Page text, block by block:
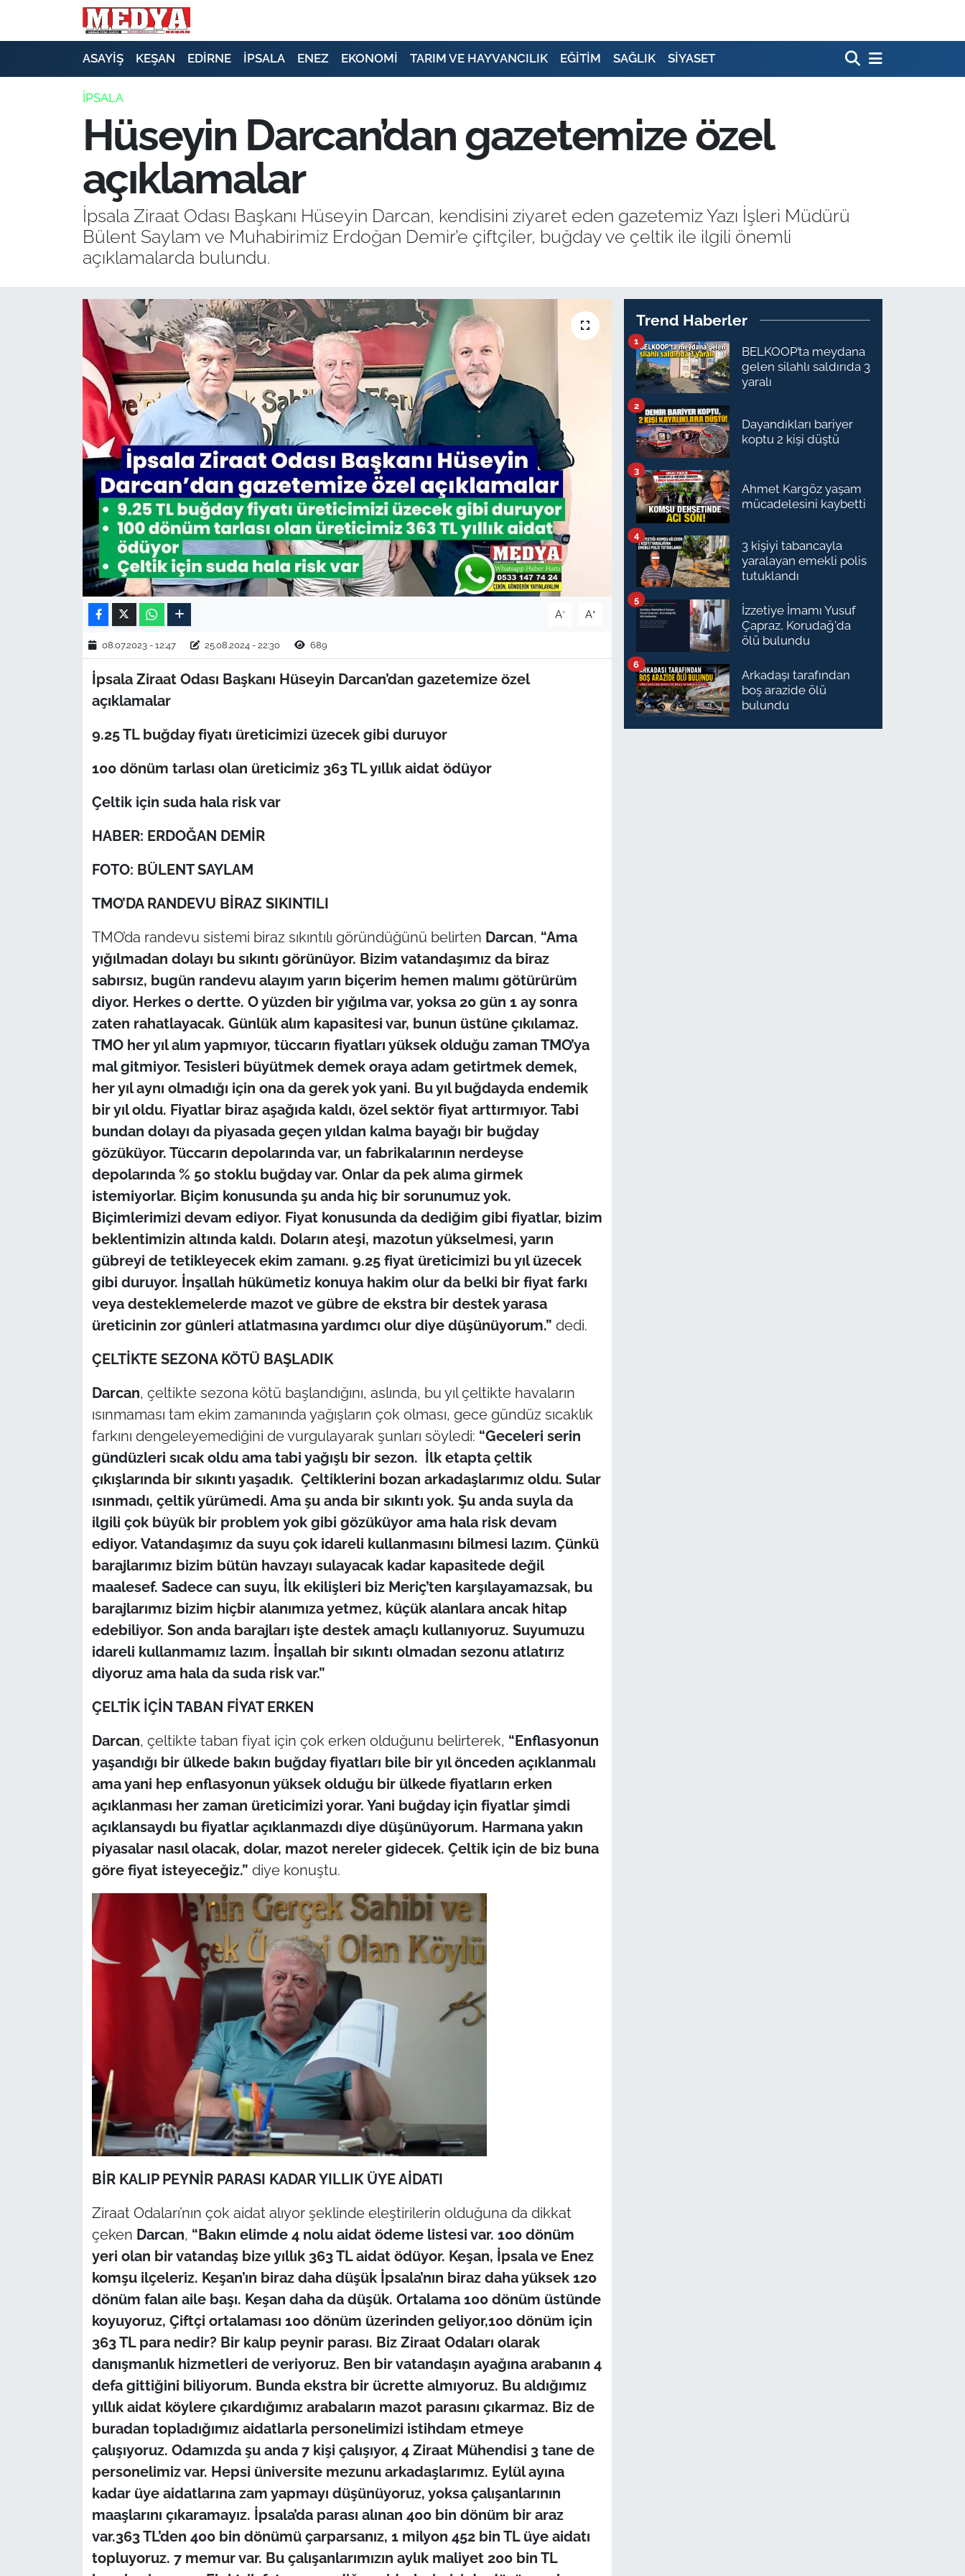
ASAYİŞ KEŞAN EDİRNE İPSALA ENEZ EKONOMİ TARIM VE HAYVANCILIK EĞİTİM SAĞLIK SİYASET
İPSALA
Hüseyin Darcan’dan gazetemize özel
açıklamalar
İpsala Ziraat Odası Başkanı Hüseyin Darcan, kendisini ziyaret eden gazetemiz Yazı İşleri Müdürü
Bülent Saylam ve Muhabirimiz Erdoğan Demir’e çiftçiler, buğday ve çeltik ile ilgili önemli
açıklamalarda bulundu.
A- A+
08.07.2023 - 12:47 25.08.2024 - 22:30 689
İpsala Ziraat Odası Başkanı Hüseyin Darcan’dan gazetemize özel
açıklamalar
9.25 TL buğday fiyatı üreticimizi üzecek gibi duruyor
100 dönüm tarlası olan üreticimiz 363 TL yıllık aidat ödüyor
Çeltik için suda hala risk var
HABER: ERDOĞAN DEMİR
FOTO: BÜLENT SAYLAM
TMO’DA RANDEVU BİRAZ SIKINTILI
TMO’da randevu sistemi biraz sıkıntılı göründüğünü belirten Darcan, “Ama
yığılmadan dolayı bu sıkıntı görünüyor. Bizim vatandaşımız da biraz
sabırsız, bugün randevu alayım yarın biçerim hemen malımı götürürüm
diyor. Herkes o dertte. O yüzden bir yığılma var, yoksa 20 gün 1 ay sonra
zaten rahatlayacak. Günlük alım kapasitesi var, bunun üstüne çıkılamaz.
TMO her yıl alım yapmıyor, tüccarın fiyatları yüksek olduğu zaman TMO’ya
mal gitmiyor. Tesisleri büyütmek demek oraya adam getirtmek demek,
her yıl aynı olmadığı için ona da gerek yok yani. Bu yıl buğdayda endemik
bir yıl oldu. Fiyatlar biraz aşağıda kaldı, özel sektör fiyat arttırmıyor. Tabi
bundan dolayı da piyasada geçen yıldan kalma bayağı bir buğday
gözüküyor. Tüccarın depolarında var, un fabrikalarının nerdeyse
depolarında % 50 stoklu buğday var. Onlar da pek alıma girmek
istemiyorlar. Biçim konusunda şu anda hiç bir sorunumuz yok.
Biçimlerimizi devam ediyor. Fiyat konusunda da dediğim gibi fiyatlar, bizim
beklentimizin altında kaldı. Doların ateşi, mazotun yükselmesi, yarın
gübreyi de tetikleyecek ekim zamanı. 9.25 fiyat üreticimizi bu yıl üzecek
gibi duruyor. İnşallah hükümetiz konuya hakim olur da belki bir fiyat farkı
veya desteklemelerde mazot ve gübre de ekstra bir destek yarasa
üreticinin zor günleri atlatmasına yardımcı olur diye düşünüyorum.” dedi.
ÇELTİKTE SEZONA KÖTÜ BAŞLADIK
Darcan, çeltikte sezona kötü başlandığını, aslında, bu yıl çeltikte havaların
ısınmaması tam ekim zamanında yağışların çok olması, gece gündüz sıcaklık
farkını dengeleyemediğini de vurgulayarak şunları söyledi: “Geceleri serin
gündüzleri sıcak oldu ama tabi yağışlı bir sezon. İlk etapta çeltik
çıkışlarında bir sıkıntı yaşadık. Çeltiklerini bozan arkadaşlarımız oldu. Sular
ısınmadı, çeltik yürümedi. Ama şu anda bir sıkıntı yok. Şu anda suyla da
ilgili çok büyük bir problem yok gibi gözüküyor ama hala risk devam
ediyor. Vatandaşımız da suyu çok idareli kullanmasını bilmesi lazım. Çünkü
barajlarımız bizim bütün havzayı sulayacak kadar kapasitede değil
maalesef. Sadece can suyu, İlk ekilişleri biz Meriç’ten karşılayamazsak, bu
barajlarımız bizim hiçbir alanımıza yetmez, küçük alanlara ancak hitap
edebiliyor. Son anda barajları işte destek amaçlı kullanıyoruz. Suyumuzu
idareli kullanmamız lazım. İnşallah bir sıkıntı olmadan sezonu atlatırız
diyoruz ama hala da suda risk var.”
ÇELTİK İÇİN TABAN FİYAT ERKEN
Darcan, çeltikte taban fiyat için çok erken olduğunu belirterek, “Enflasyonun
yaşandığı bir ülkede bakın buğday fiyatları bile bir yıl önceden açıklanmalı
ama yani hep enflasyonun yüksek olduğu bir ülkede fiyatların erken
açıklanması her zaman üreticimizi yorar. Yani buğday için fiyatlar şimdi
açıklansaydı bu fiyatlar açıklanmazdı diye düşünüyorum. Harmana yakın
piyasalar nasıl olacak, dolar, mazot nereler gidecek. Çeltik için de biz buna
göre fiyat isteyeceğiz.” diye konuştu.
BİR KALIP PEYNİR PARASI KADAR YILLIK ÜYE AİDATI
Ziraat Odaları’nın çok aidat alıyor şeklinde eleştirilerin olduğuna da dikkat
çeken Darcan, “Bakın elimde 4 nolu aidat ödeme listesi var. 100 dönüm
yeri olan bir vatandaş bize yıllık 363 TL aidat ödüyor. Keşan, İpsala ve Enez
komşu ilçeleriz. Keşan’ın biraz daha düşük İpsala’nın biraz daha yüksek 120
dönüm falan aile başı. Keşan daha da düşük. Ortalama 100 dönüm üstünde
koyuyoruz, Çiftçi ortalaması 100 dönüm üzerinden geliyor,100 dönüm için
363 TL para nedir? Bir kalıp peynir parası. Biz Ziraat Odaları olarak
danışmanlık hizmetleri de veriyoruz. Ben bir vatandaşın ayağına arabanın 4
defa gittiğini biliyorum. Bunda ekstra bir ücrette almıyoruz. Bu aldığımız
yıllık aidat köylere çıkardığımız arabaların mazot parasını çıkarmaz. Biz de
buradan topladığımız aidatlarla personelimizi istihdam etmeye
çalışıyoruz. Odamızda şu anda 7 kişi çalışıyor, 4 Ziraat Mühendisi 3 tane de
personelimiz var. Hepsi üniversite mezunu arkadaşlarımız. Eylül ayına
kadar üye aidatlarına zam yapmayı düşünüyoruz, yoksa çalışanlarının
maaşlarını çıkaramayız. İpsala’da parası alınan 400 bin dönüm bir araz
var.363 TL’den 400 bin dönümü çarparsanız, 1 milyon 452 bin TL üye aidatı
topluyoruz. 7 memur var. Bu çalışanlarımızın aylık maliyet 200 bin TL
Trend Haberler
BELKOOP’ta meydana
gelen silahlı saldırıda 3
yaralı
1
Dayandıkları bariyer
koptu 2 kişi düştü
2
Ahmet Kargöz yaşam
mücadelesini kaybetti
3
3 kişiyi tabancayla
yaralayan emekli polis
tutuklandı
4
İzzetiye İmamı Yusuf
Çapraz, Korudağ'da
ölü bulundu
5
Arkadaşı tarafından
boş arazide ölü
bulundu
6
E-GAZETE
EKONOMİ
TARIM VE HAYVANCILIK
KÜLTÜR SANAT
RESMİ İLAN
EDİRNE
TEKİRDAĞ
KIRKLARELİ
ÇANAKKALE
TÜRKİYE
Flaş Haber
Dış Haberler
İş Dünyası
Bilim Teknoloji
English News
Canlı Maç
Gündem-Eğitim